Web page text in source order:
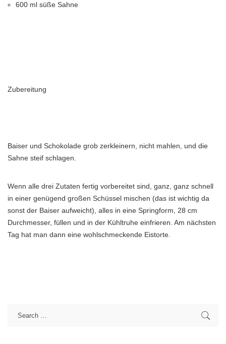
600 ml süße Sahne
Zubereitung
Baiser und Schokolade grob zerkleinern, nicht mahlen, und die
Sahne steif schlagen.
Wenn alle drei Zutaten fertig vorbereitet sind, ganz, ganz schnell
in einer genügend großen Schüssel mischen (das ist wichtig da
sonst der Baiser aufweicht), alles in eine Springform, 28 cm
Durchmesser, füllen und in der Kühltruhe einfrieren. Am nächsten
Tag hat man dann eine wohlschmeckende Eistorte.